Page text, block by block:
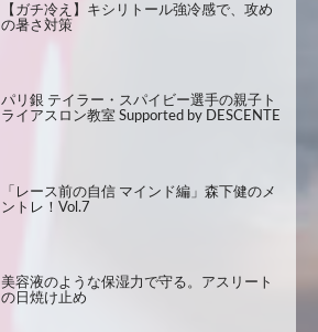
【ガチ冷え】キシリトール強冷感で、攻め
の暑さ対策
パリ銀 テイラー・スパイビー選手の親子ト
ライアスロン教室 Supported by DESCENTE
「レース前の自信 マインド編」森下健のメ
ントレ！Vol.7
美容液のような保湿力で守る。アスリート
の日焼け止め